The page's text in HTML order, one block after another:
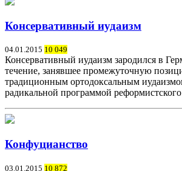
Консервативный иудаизм
04.01.2015 10 049
Консервативный иудаизм зародился в
течение, занявшее промежуточную
традиционным ортодоксальным
радикальной программой
Конфуцианство
03.01.2015 10 872